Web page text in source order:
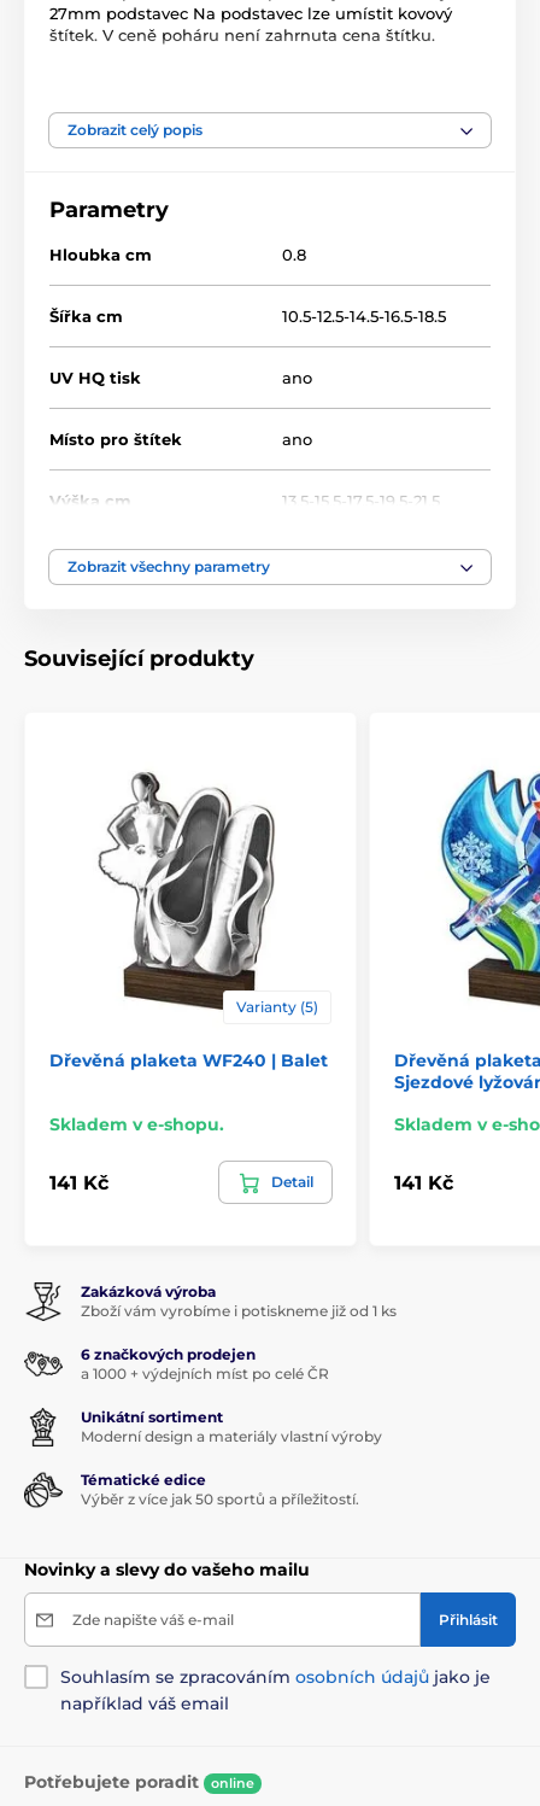
27mm podstavec Na podstavec lze umístit kovový
štítek. V ceně poháru není zahrnuta cena štítku.
Stolní tenis Dřevěné trofeje
Zobrazit celý popis
Parametry
Hloubka cm 0.8
Šířka cm 10.5-12.5-14.5-16.5-18.5
UV HQ tisk ano
Místo pro štítek ano
Výška cm 13.5-15.5-17.5-19.5-21.5
Motiv
Zobrazit všechny parametry
Související produkty
Varianty (5)
Dřevěná plaketa WF240 | Balet
Skladem v e-shopu.
141 Kč Detail
Dřevěná
Sjezdové
Skladem v e-
141 Kč
Zakázková výroba
Zboží vám vyrobíme i potiskneme již od 1 ks
6 značkových prodejen
a 1000 + výdejních míst po celé ČR
Unikátní sortiment
Moderní design a materiály vlastní výroby
Tématické edice
Výběr z více jak 50 sportů a příležitostí.
Novinky a slevy do vašeho mailu
Zde napište váš e-mail Přihlásit
Souhlasím se zpracováním osobních údajů jako je
například váš email
Potřebujete poradit online